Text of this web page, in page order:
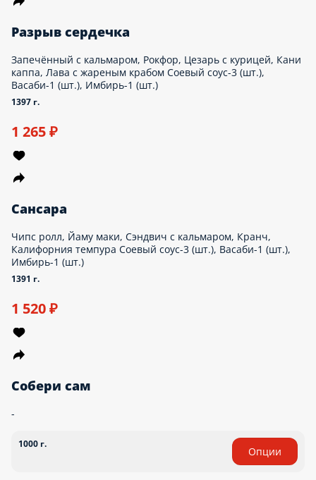
Разрыв сердечка
Запечённый с кальмаром, Рокфор, Цезарь с курицей, Кани
каппа, Лава с жареным крабом Соевый соус-3 (шт.),
Васаби-1 (шт.), Имбирь-1 (шт.)
1397 г.
1 265 ₽
Сансара
Чипс ролл, Йаму маки, Сэндвич с кальмаром, Кранч,
Калифорния темпура Соевый соус-3 (шт.), Васаби-1 (шт.),
Имбирь-1 (шт.)
1391 г.
1 520 ₽
Собери сам
-
1000 г.
Опции